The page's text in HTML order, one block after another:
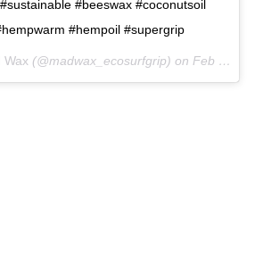
#beeswax #coconutsoil
#hempoil #supergrip
Wax (@madwax_ecosurfgrip) on Feb 27, 2018 at 4:58am PST